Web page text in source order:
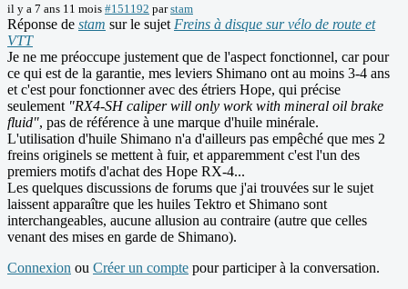
il y a 7 ans 11 mois #151192 parstam
Réponse de stam sur le sujet Freins à disque sur vélo de route et
VTT
Je ne me préoccupe justement que de l'aspect fonctionnel, car pour
ce qui est de la garantie, mes leviers Shimano ont au moins 3-4 ans
et c'est pour fonctionner avec des étriers Hope, qui précise
seulement "RX4-SH caliper will only work with mineral oil brake
fluid", pas de référence à une marque d'huile minérale.
L'utilisation d'huile Shimano n'a d'ailleurs pas empêché que mes 2
freins originels se mettent à fuir, et apparemment c'est l'un des
premiers motifs d'achat des Hope RX-4...
Les quelques discussions de forums que j'ai trouvées sur le sujet
laissent apparaître que les huiles Tektro et Shimano sont
interchangeables, aucune allusion au contraire (autre que celles
venant des mises en garde de Shimano).
Connexion ou Créer un compte pour participer à la conversation.